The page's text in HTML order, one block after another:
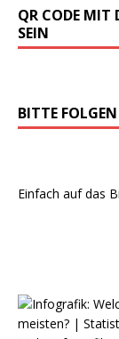
QR CODE MIT
SEIN
BITTE
Einfach auf das